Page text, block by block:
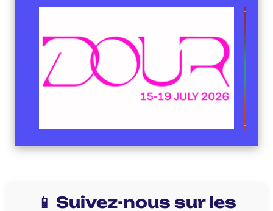
📱 Suivez-nous sur les